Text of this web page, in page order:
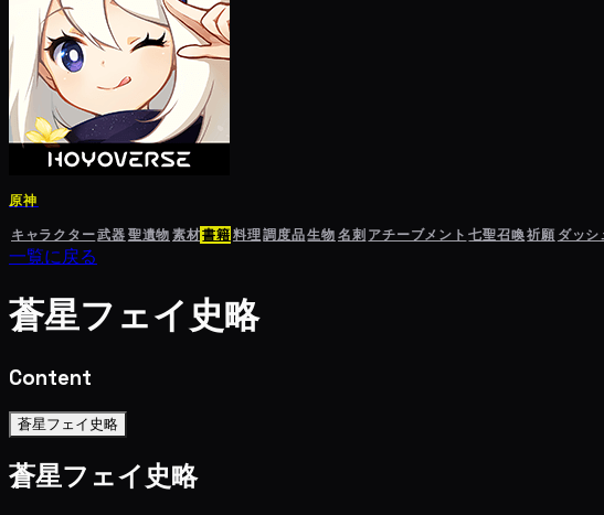
原神
キャラクター武器聖遺物素材書籍料理調度品生物名刺 アチーブメント 七聖召喚祈願 ダッシ
一覧に戻る
蒼星フェイ史略
Content
蒼星フェイ史略
蒼星フェイ史略